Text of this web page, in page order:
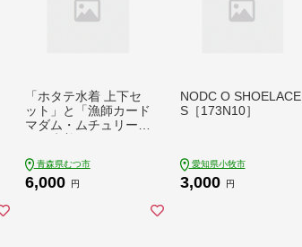
「ホタテ水着 上下セ
ット」と「漁師カード
マダム・ムチュリーホ
青森県むつ市
6,000 円
NODC O SHOELACE
S［173N10］
愛知県小牧市
3,000 円